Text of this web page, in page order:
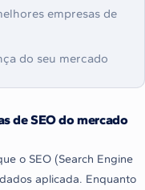
empresas de
do seu mercado
de SEO do mercado
o SEO (Search Engine
aplicada. Enquanto